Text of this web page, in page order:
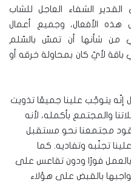
القدير الشفاء العاجل للشاب
هذه الأفعال، وجميع أعمال
من شأنها أن تمسّ بالسّلم
لأيّ كان بمحاولة خرقه أو
إنّه يتوجّب علينا جميعًا تذويت
والمجتمع بأكمله، لأنه
مجتمعنا نحو مستقبل
تجنّبه وتفاديه. كما
بالعمل فورًا ودون تقاعس على
بالقبض على هؤلاء